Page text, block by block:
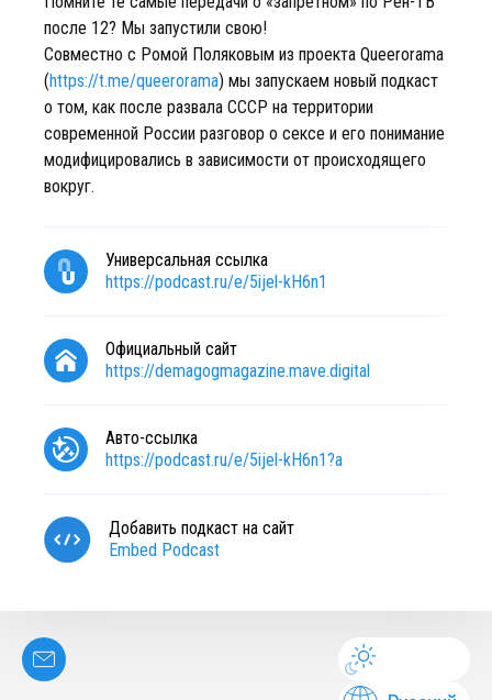
после 12? Мы запустили свою!
Совместно с Ромой Поляковым из проекта Queerorama
(https://t.me/queerorama) мы запускаем новый подкаст
о том, как после развала СССР на территории
современной России разговор о сексе и его понимание
модифицировались в зависимости от происходящего
вокруг.
Универсальная ссылка
https://podcast.ru/e/5ijel-kH6n1
Официальный сайт
https://demagogmagazine.mave.digital
Авто-ссылка
https://podcast.ru/e/5ijel-kH6n1?a
Добавить подкаст на сайт
Embed Podcast